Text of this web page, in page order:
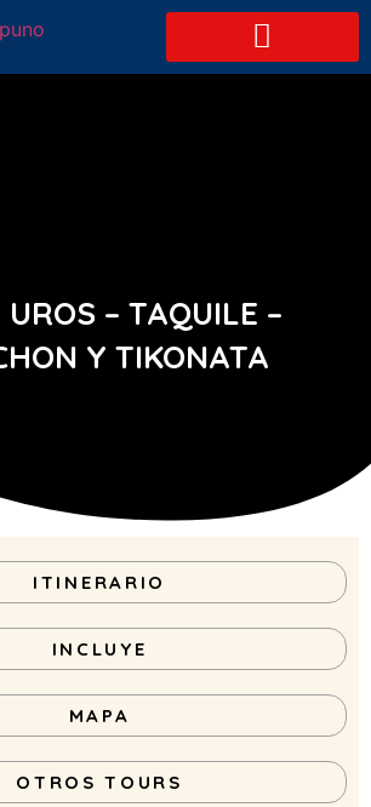
UROS – TAQUILE –
Y TIKONATA
ITINERARIO
INCLUYE
MAPA
OTROS TOURS